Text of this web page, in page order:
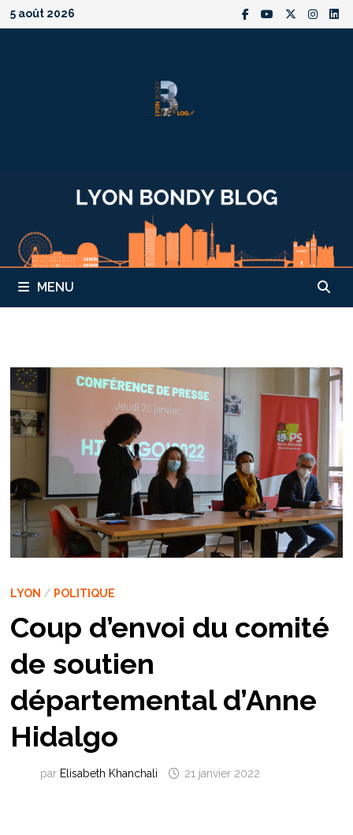
Passer
au
5 août 2026
MENU
LYON / POLITIQUE
Coup d’envoi du comité
de soutien
départemental d’Anne
Hidalgo
par Elisabeth Khanchali 21 janvier 2022